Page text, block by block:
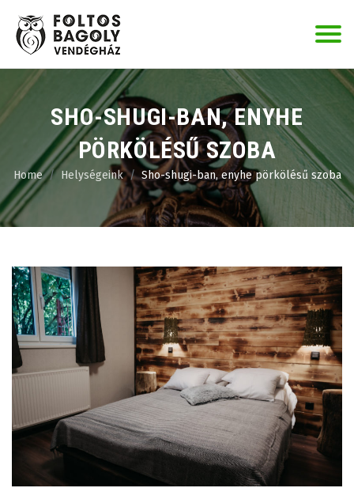
content
SHO-SHUGI-BAN, ENYHE
PÖRKÖLÉSŰ SZOBA
Home Helységeink Sho-shugi-ban, enyhe pörkölésű szoba